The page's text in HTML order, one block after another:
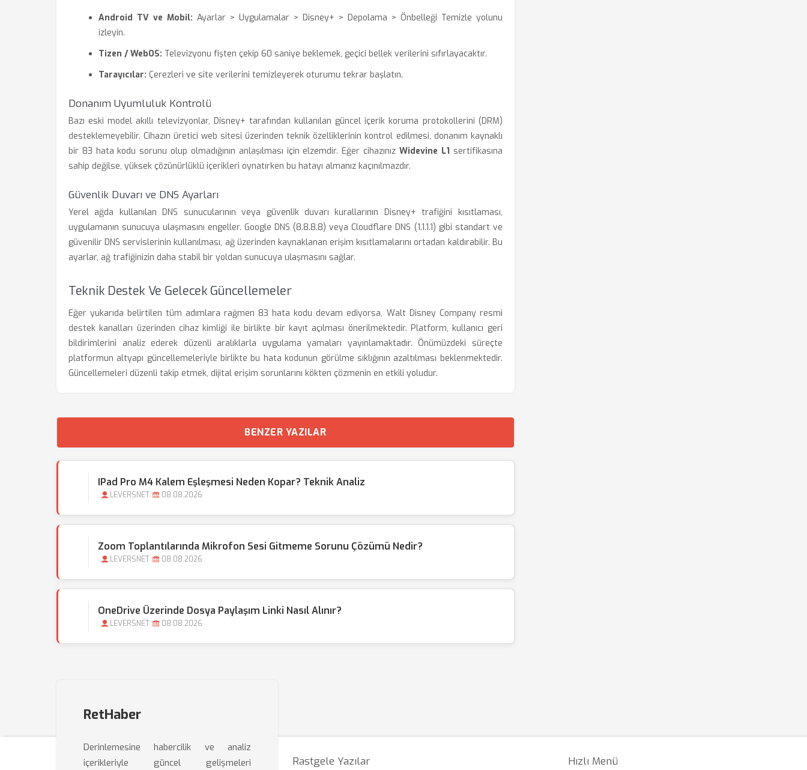
Android TV ve Mobil: Ayarlar > Uygulamalar > Disney+ > Depolama > Önbelleği Temizle yolunu
izleyin.
Tizen / WebOS: Televizyonu fişten çekip 60 saniye beklemek, geçici bellek verilerini sıfırlayacaktır.
Tarayıcılar: Çerezleri ve site verilerini temizleyerek oturumu tekrar başlatın.
Donanım Uyumluluk Kontrolü
Bazı eski model akıllı televizyonlar, Disney+ tarafından kullanılan güncel içerik koruma protokollerini (DRM)
desteklemeyebilir. Cihazın üretici web sitesi üzerinden teknik özelliklerinin kontrol edilmesi, donanım kaynaklı
bir 83 hata kodu sorunu olup olmadığının anlaşılması için elzemdir. Eğer cihazınız Widevine L1 sertifikasına
sahip değilse, yüksek çözünürlüklü içerikleri oynatırken bu hatayı almanız kaçınılmazdır.
Güvenlik Duvarı ve DNS Ayarları
Yerel ağda kullanılan DNS sunucularının veya güvenlik duvarı kurallarının Disney+ trafiğini kısıtlaması,
uygulamanın sunucuya ulaşmasını engeller. Google DNS (8.8.8.8) veya Cloudflare DNS (1.1.1.1) gibi standart ve
güvenilir DNS servislerinin kullanılması, ağ üzerinden kaynaklanan erişim kısıtlamalarını ortadan kaldırabilir. Bu
ayarlar, ağ trafiğinizin daha stabil bir yoldan sunucuya ulaşmasını sağlar.
Teknik Destek Ve Gelecek Güncellemeler
Eğer yukarıda belirtilen tüm adımlara rağmen 83 hata kodu devam ediyorsa, Walt Disney Company resmi
destek kanalları üzerinden cihaz kimliği ile birlikte bir kayıt açılması önerilmektedir. Platform, kullanıcı geri
bildirimlerini analiz ederek düzenli aralıklarla uygulama yamaları yayınlamaktadır. Önümüzdeki süreçte
platformun altyapı güncellemeleriyle birlikte bu hata kodunun görülme sıklığının azaltılması beklenmektedir.
Güncellemeleri düzenli takip etmek, dijital erişim sorunlarını kökten çözmenin en etkili yoludur.
BENZER YAZILAR
IPad Pro M4 Kalem Eşleşmesi Neden Kopar? Teknik Analiz
LEVERSNET 08.08.2026
Zoom Toplantılarında Mikrofon Sesi Gitmeme Sorunu Çözümü Nedir?
LEVERSNET 08.08.2026
OneDrive Üzerinde Dosya Paylaşım Linki Nasıl Alınır?
LEVERSNET 08.08.2026
RetHaber
Derinlemesine habercilik ve analiz
içerikleriyle güncel gelişmeleri
Rastgele Yazılar Hızlı Menü